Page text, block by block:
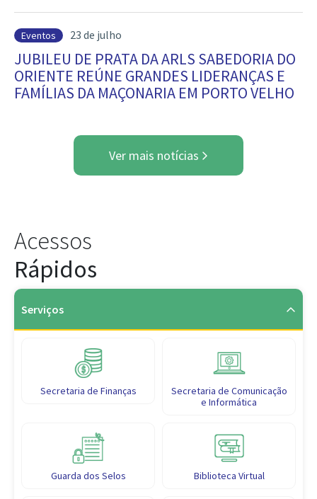
Eventos 23 de julho
JUBILEU DE PRATA DA ARLS SABEDORIA DO
ORIENTE REÚNE GRANDES LIDERANÇAS E
FAMÍLIAS DA MAÇONARIA EM PORTO VELHO
Ver mais notícias
Acessos
Rápidos
Serviços
Secretaria de Finanças
Secretaria de Comunicação
e Informática
Guarda dos Selos Biblioteca Virtual